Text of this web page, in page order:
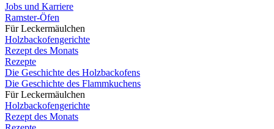
Jobs und Karriere
Ramster-Öfen
Für Leckermäulchen
Holzbackofengerichte
Rezept des Monats
Rezepte
Die Geschichte des Holzbackofens
Die Geschichte des Flammkuchens
Für Leckermäulchen
Holzbackofengerichte
Rezept des Monats